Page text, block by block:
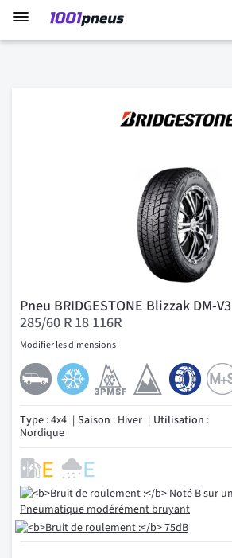
Pneu BRIDGESTONE Blizzak DM-V3
285/60 R 18 116R
Modifier les dimensions
Type : 4x4 Saison : Hiver Utilisation :
Nordique